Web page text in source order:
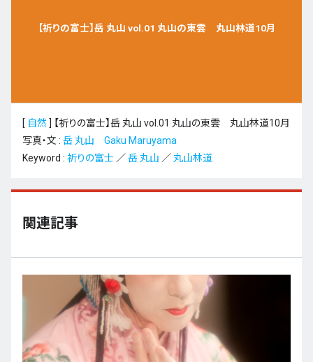
【祈りの富士】岳 丸山 vol.01 丸山の東雲 丸山林道10月
[ 自然 ] 【祈りの富士】岳 丸山 vol.01 丸山の東雲 丸山林道10月
写真・文 : 岳 丸山 Gaku Maruyama
Keyword : 祈りの富士 ／ 岳 丸山 ／ 丸山林道
関連記事